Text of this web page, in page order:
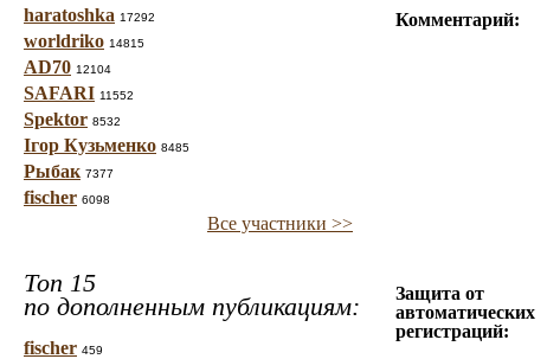
haratoshka 17292
worldriko 14815
AD70 12104
SAFARI 11552
Spektor 8532
Ігор Кузьменко 8485
Рыбак 7377
fischer 6098
Все участники >>
Топ 15
по дополненным публикациям:
fischer 459
Комментарий:
Защита от
автоматических
регистраций: